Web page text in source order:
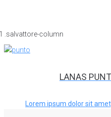
LANAS
Lorem ipsum dolor sit